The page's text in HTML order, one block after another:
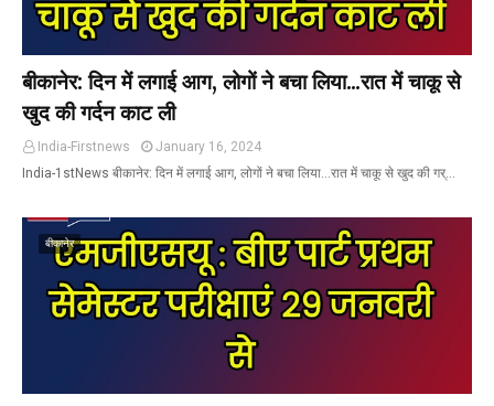
बीकानेर: दिन में लगाई आग, लोगों ने बचा लिया...रात में चाकू से
खुद की गर्दन काट ली
India-Firstnews
January 16, 2024
India-1stNews बीकानेर: दिन में लगाई आग, लोगों ने बचा लिया...रात में चाकू से खुद की गर्…
बीकानेर